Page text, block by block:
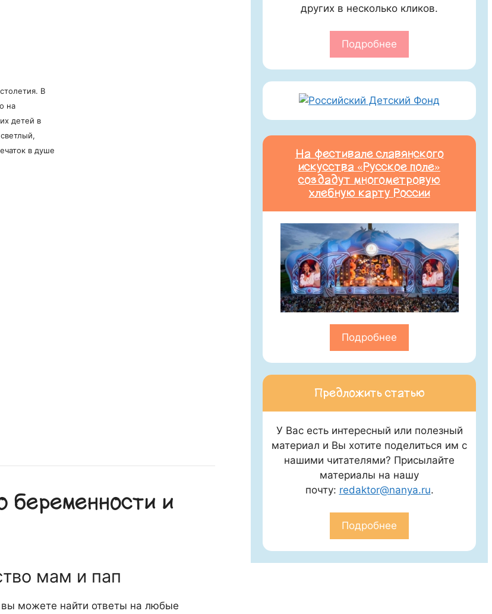
В
на
детей в
в душе
и
мам и пап
можете найти ответы на любые
других в несколько кликов.
Подробнее
На фестивале славянского
искусства «Русское поле»
создадут многометровую
хлебную карту России
Подробнее
Предложить статью
У Вас есть интересный или полезный
материал и Вы хотите поделиться им с
нашими читателями? Присылайте
материалы на нашу
почту: redaktor@nanya.ru.
Подробнее